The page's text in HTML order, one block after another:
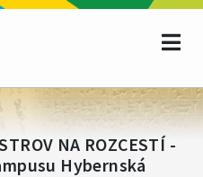
NA ROZCESTÍ -
Hybernská